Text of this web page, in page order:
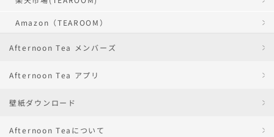
Amazon（TEAROOM）
Afternoon Tea メンバーズ
Afternoon Tea アプリ
壁紙ダウンロード
Afternoon Teaについて